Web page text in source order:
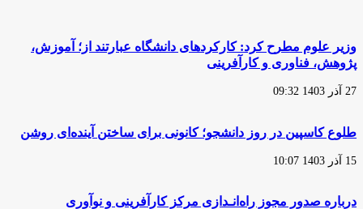
وزیر علوم مطرح کرد: کارکردهای دانشگاه عبارتند از؛ آموزش،
پژوهش، فناوری و کارآفرینی
27 آذر 1403 09:32
طلوع کاسپین در روز دانشجو؛ کانونی برای ساختن آینده‌ای روشن
15 آذر 1403 10:07
درباره صدور مجوز راه‌انـدازی مرکز کارآفرینی و نوآوری